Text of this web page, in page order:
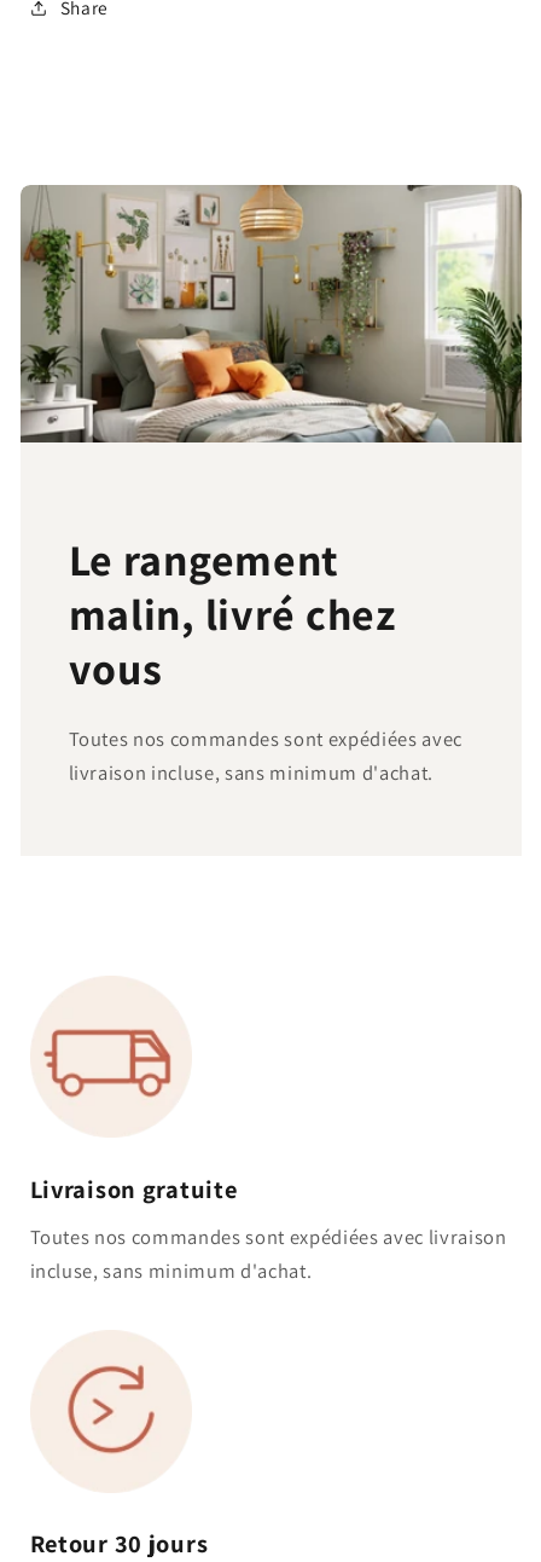
Share
Le rangement
malin, livré chez
vous
Toutes nos commandes sont expédiées avec
livraison incluse, sans minimum d'achat.
Livraison gratuite
Toutes nos commandes sont expédiées avec livraison
incluse, sans minimum d'achat.
Retour 30 jours